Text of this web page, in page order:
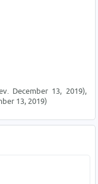
December 13, 2019),
13, 2019)